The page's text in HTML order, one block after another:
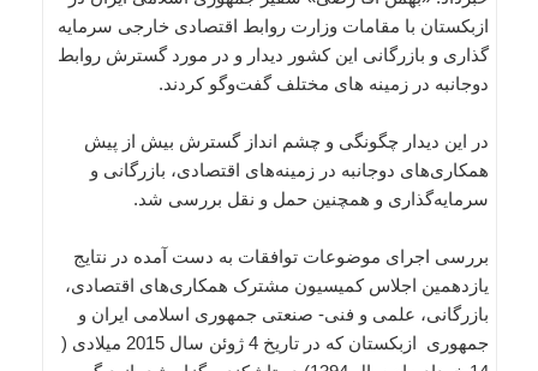
ازبکستان با مقامات وزارت روابط اقتصادی خارجی سرمایه
گذاری و بازرگانی این کشور دیدار و در مورد گسترش روابط
دوجانبه‌ در زمینه های مختلف گفت‌وگو کردند.
در این دیدار چگونگی و چشم انداز گسترش بیش از پیش
همکاری‌های دوجانبه در زمینه‌های اقتصادی، بازرگانی و
سرمایه‌گذاری و همچنین حمل و نقل بررسی شد.
بررسی اجرای موضوعات توافقات به دست آمده در نتایج
یازدهمین اجلاس کمیسیون مشترک همکاری‌های اقتصادی،
بازرگانی، علمی و فنی- صنعتی جمهوری اسلامی ایران و
جمهوری ازبکستان که در تاریخ 4 ژوئن سال 2015 میلادی (